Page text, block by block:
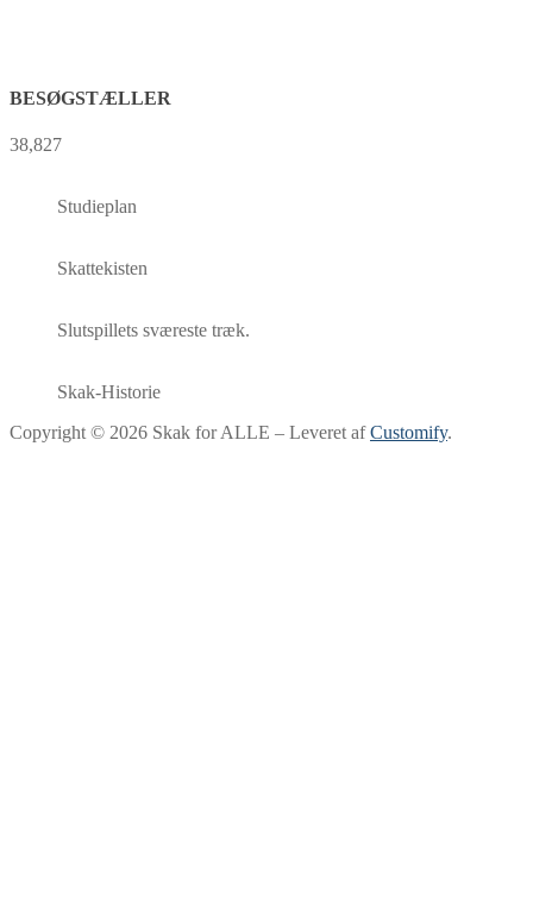
BESØGSTÆLLER
38,827
Studieplan
Skattekisten
Slutspillets sværeste træk.
Skak-Historie
Copyright © 2026 Skak for ALLE – Leveret afCustomify.